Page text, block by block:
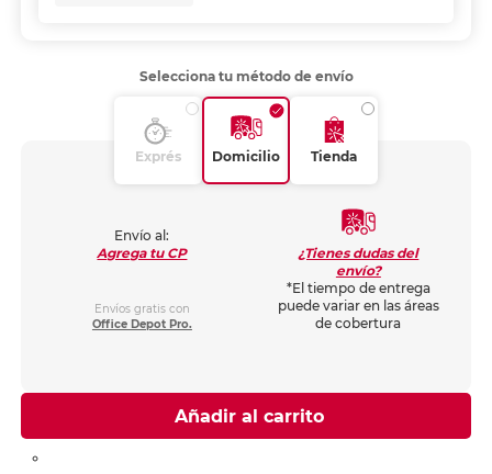
Selecciona tu método de envío
Exprés Domicilio Tienda
Envío al:
Agrega tu CP
Envíos gratis con
Office Depot Pro.
¿Tienes dudas del
envío?
*El tiempo de entrega
puede variar en las áreas
de cobertura
Añadir al carrito